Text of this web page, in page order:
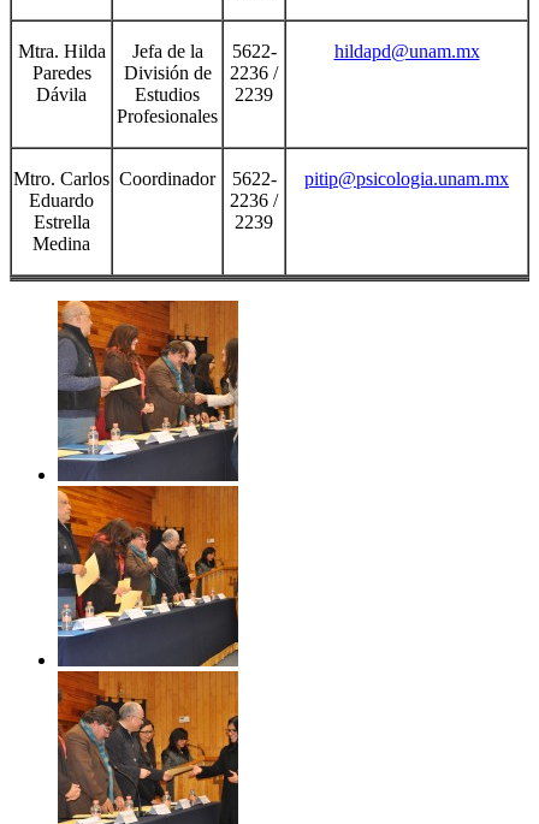
Mtra. Hilda
Paredes
Dávila
Jefa de la
División de
Estudios
Profesionales
5622-
2236 /
2239
hildapd@unam.mx
Mtro. Carlos
Eduardo
Estrella
Medina
Coordinador
5622-
2236 /
2239
pitip@psicologia.unam.mx